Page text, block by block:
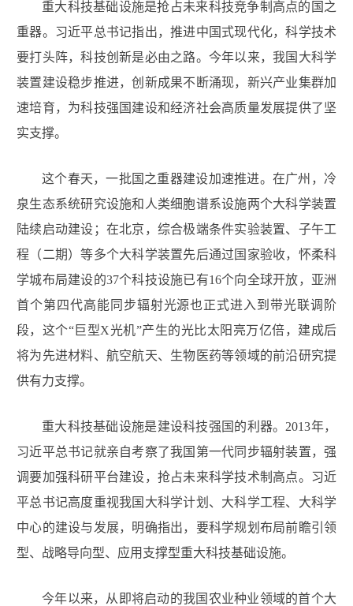
重大科技基础设施是抢占未来科技竞争制高点的国之
重器。习近平总书记指出，推进中国式现代化，科学技术
要打头阵，科技创新是必由之路。今年以来，我国大科学
装置建设稳步推进，创新成果不断涌现，新兴产业集群加
速培育，为科技强国建设和经济社会高质量发展提供了坚
实支撑。
这个春天，一批国之重器建设加速推进。在广州，冷
泉生态系统研究设施和人类细胞谱系设施两个大科学装置
陆续启动建设；在北京，综合极端条件实验装置、子午工
程（二期）等多个大科学装置先后通过国家验收，怀柔科
学城布局建设的37个科技设施已有16个向全球开放，亚洲
首个第四代高能同步辐射光源也正式进入到带光联调阶
段，这个“巨型X光机”产生的光比太阳亮万亿倍，建成后
将为先进材料、航空航天、生物医药等领域的前沿研究提
供有力支撑。
重大科技基础设施是建设科技强国的利器。2013年，
习近平总书记就亲自考察了我国第一代同步辐射装置，强
调要加强科研平台建设，抢占未来科学技术制高点。习近
平总书记高度重视我国大科学计划、大科学工程、大科学
中心的建设与发展，明确指出，要科学规划布局前瞻引领
型、战略导向型、应用支撑型重大科技基础设施。
今年以来，从即将启动的我国农业种业领域的首个大